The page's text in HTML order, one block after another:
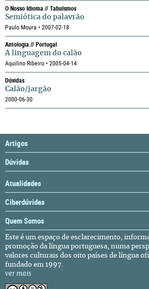
O Nosso Idioma // Tabuísmos
Semiótica do palavrão
Paulo Moura • 2007-02-18
Antologia // Portugal
A linguagem do calão
Aquilino Ribeiro • 2005-04-14
Dúvidas
Calão/jargão
2000-06-30
Artigos
Dúvidas
Atualidades
Ciberdúvidas
Quem Somos
Este é um espaço de esclarecimento,
promoção da língua portuguesa, numa
valores culturais dos oito países de língua
fundado em 1997.
ver mais